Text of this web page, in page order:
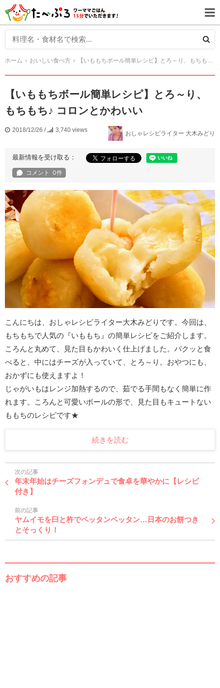
ホーム おいしい食べ方 【いももちボール簡単レシピ】とろ～り、もちもち♪ コロンとかわいい
【いももちボール簡単レシピ】とろ～り、
もちもち♪ コロンとかわいい
2018/12/26 / 3,740 views おしゃレシピライター 大木みどり
最新情報を受け取る：
こんにちは、おしゃレシピライター大木みどりです。今回は、
もちもちで人気の『いももち』の簡単レシピをご紹介します。
ころんと丸めて、見た目もかわいく仕上げました。パクッと食
べると、中にはチーズが入っていて、とろ～り。おやつにも、
おかずにも使えますよ！
じゃがいもはレンジ加熱するので、茹でる手間もなく簡単に作
れます。ころんと可愛いボールの形で、見た目もキュートない
ももちのレシピです★
続きを読む
次の記事
年末年始はチーズフォンデュで食卓を華やかに【レシピ
付き】
前の記事
ヤムイモを臼と杵でペッタンペッタン…日本のお餅つき
とそっくり！
おすすめの記事